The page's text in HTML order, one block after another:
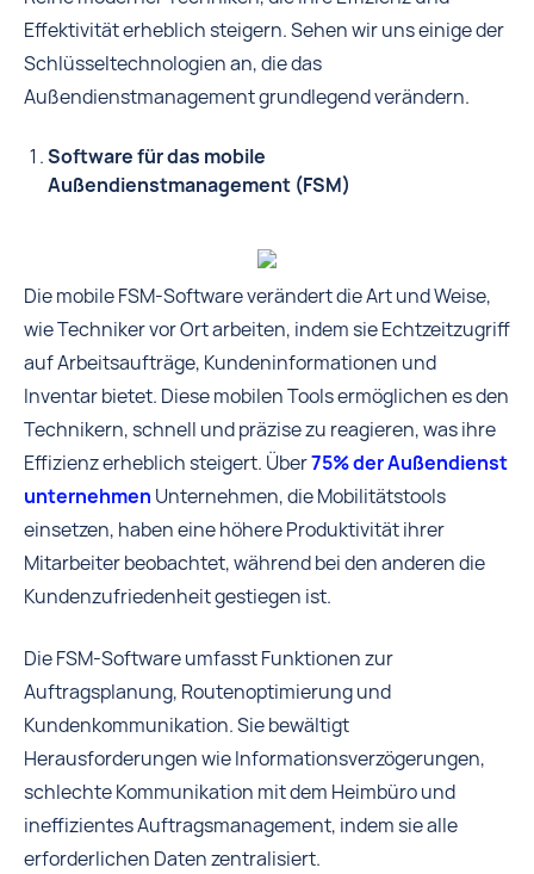
Effektivität erheblich steigern. Sehen wir uns einige der
Schlüsseltechnologien an, die das
Außendienstmanagement grundlegend verändern.
Software für das mobile
Außendienstmanagement (FSM)
Die mobile FSM-Software verändert die Art und Weise,
wie Techniker vor Ort arbeiten, indem sie Echtzeitzugriff
auf Arbeitsaufträge, Kundeninformationen und
Inventar bietet. Diese mobilen Tools ermöglichen es den
Technikern, schnell und präzise zu reagieren, was ihre
Effizienz erheblich steigert. Über75% der Außendienst
unternehmen Unternehmen, die Mobilitätstools
einsetzen, haben eine höhere Produktivität ihrer
Mitarbeiter beobachtet, während bei den anderen die
Kundenzufriedenheit gestiegen ist.
Die FSM-Software umfasst Funktionen zur
Auftragsplanung, Routenoptimierung und
Kundenkommunikation. Sie bewältigt
Herausforderungen wie Informationsverzögerungen,
schlechte Kommunikation mit dem Heimbüro und
ineffizientes Auftragsmanagement, indem sie alle
erforderlichen Daten zentralisiert.